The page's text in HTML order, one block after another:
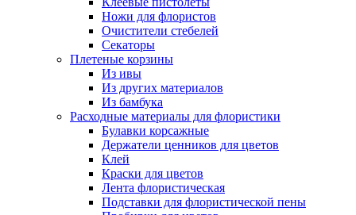
Ножи для флористов
Очистители стебелей
Секаторы
Плетеные корзины
Из ивы
Из других материалов
Из бамбука
Расходные материалы для флористики
Булавки корсажные
Держатели ценников для цветов
Клей
Краски для цветов
Лента флористическая
Подставки для флористической пены